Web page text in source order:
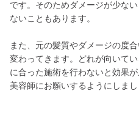
です。そのためダメージが少な
ないこともあります。
また、元の髪質やダメージの度
変わってきます。どれが向いて
に合った施術を行わないと効果
美容師にお願いするようにしまし